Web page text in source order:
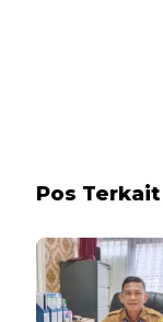
Pos Terkait